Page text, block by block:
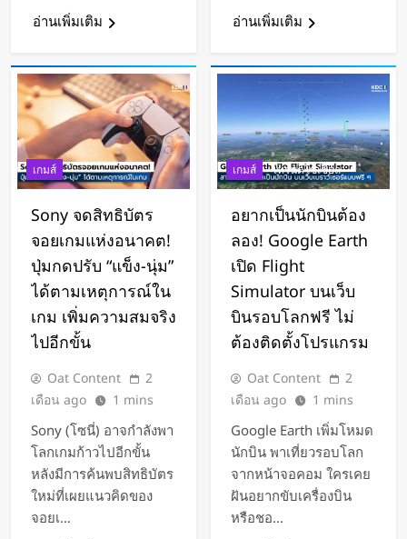
อ่านเพิ่มเติม
อ่านเพิ่มเติม
เกมส์
Sony จดสิทธิบัตร
จอยเกมแห่งอนาคต!
ปุ่มกดปรับ “แข็ง-นุ่ม”
ได้ตามเหตุการณ์ใน
เกม เพิ่มความสมจริง
ไปอีกขั้น
Oat Content
2
เดือน ago
1 mins
Sony (โซนี่) อาจกำลังพา
โลกเกมก้าวไปอีกขั้น
หลังมีการค้นพบสิทธิบัตร
ใหม่ที่เผยแนวคิดของ
จอยเ…
เกมส์ เทรนด์โซเชียล
อยากเป็นนักบินต้อง
ลอง! Google Earth
เปิด Flight
Simulator บนเว็บ
บินรอบโลกฟรี ไม่
ต้องติดตั้งโปรแกรม
Oat Content
2
เดือน ago
1 mins
Google Earth เพิ่มโหมด
นักบิน พาเที่ยวรอบโลก
จากหน้าจอคอม ใครเคย
ฝันอยากขับเครื่องบิน
หรือชอ…